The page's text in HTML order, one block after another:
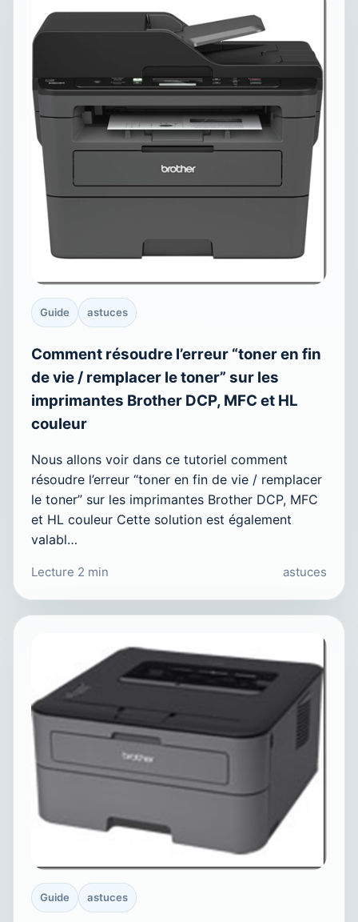
Guide astuces
Comment résoudre l’erreur “toner en fin
de vie / remplacer le toner” sur les
imprimantes Brother DCP, MFC et HL
couleur
Nous allons voir dans ce tutoriel comment
résoudre l’erreur “toner en fin de vie / remplacer
le toner” sur les imprimantes Brother DCP, MFC
et HL couleur Cette solution est également
valabl…
Lecture 2 min astuces
Guide astuces